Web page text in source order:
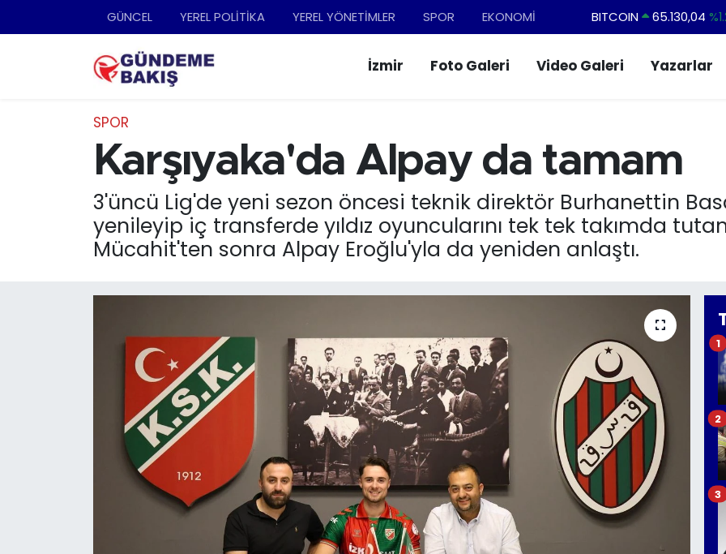
GÜNCEL YEREL POLİTİKA YEREL YÖNETİMLER SPOR EKONOMİ BITCOIN 65.130,04
EURO
55,1652
BİST100
13.773
İzmir Foto Galeri Video Galeri Yazarlar
SPOR
Karşıyaka'da Alpay da tamam
3'üncü Lig'de yeni sezon öncesi teknik direktör Burhanettin
yenileyip iç transferde yıldız oyuncularını tek tek takımda
Mücahit'ten sonra Alpay Eroğlu'yla da yeniden anlaştı.
1
2
3
Ankara
DÜNYA
EĞİTİM
Nöbetçi Eczaneler
Trafik Durumu
Süper Lig Puan Durumu ve Fikstür
Tüm Manşetler